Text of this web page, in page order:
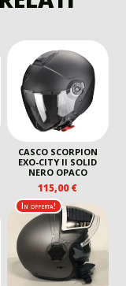
CASCO SCORPION
EXO-CITY II SOLID
NERO OPACO
115,00€
In offerta!